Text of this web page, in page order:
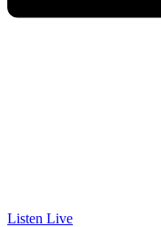
Listen Live